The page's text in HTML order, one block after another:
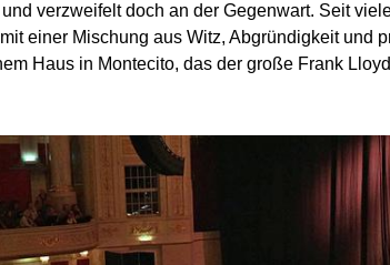
verzweifelt doch an der Gegenwart. Seit
einer Mischung aus Witz, Abgründigkeit und
Haus in Montecito, das der große Frank